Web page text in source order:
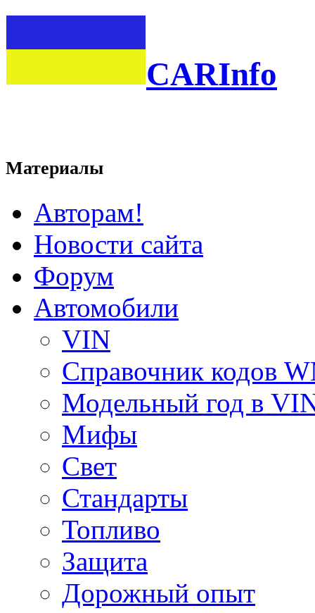
CARInfo
Материалы
Авторам!
Новости сайта
Форум
Автомобили
VIN
Справочник кодов
Модельный год в
Мифы
Свет
Стандарты
Топливо
Защита
Дорожный опыт